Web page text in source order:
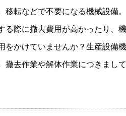
転などで不要になる機械設備
際に撤去費用が高かったり、
かけていませんか？生産設備
撤去作業や解体作業につきまし